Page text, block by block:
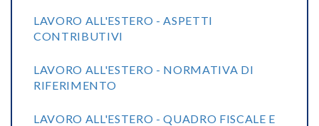
LAVORO ALL'ESTERO - ASPETTI
CONTRIBUTIVI
LAVORO ALL'ESTERO - NORMATIVA DI
RIFERIMENTO
LAVORO ALL'ESTERO - QUADRO FISCALE E